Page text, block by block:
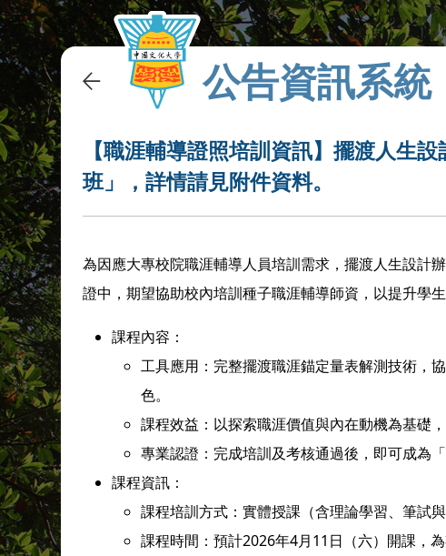
公告資訊系統
【職涯輔導證照培訓資訊】擺渡人生
班」，詳情請見附件資料。
為因應大專校院職涯輔導人員培訓需求，擺渡人生設計
證中，期望協助校內培訓種子職涯輔導師資，以提升學生
課程內容：
工具應用：完整擺渡職涯錨定量表解測技術，
色。
課程效益：以探索職涯價值與內在動機為基礎
專業認證：完成培訓及考核通過後，即可成為
課程資訊：
課程培訓方式：實體授課（含理論學習、筆試與
課程時間：預計2026年4月11日（六）開課，